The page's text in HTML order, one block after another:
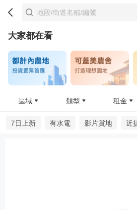
大家都在看
區域 類型 租金
7日上新 有水電 影片賞地 近